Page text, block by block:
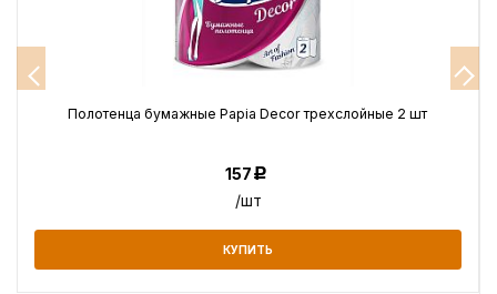
Полотенца бумажные Papia Decor трехслойные 2 шт
157Р
/шт
КУПИТЬ